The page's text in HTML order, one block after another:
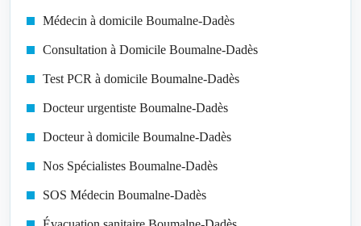
Médecin à domicile Boumalne-Dadès
Consultation à Domicile Boumalne-Dadès
Test PCR à domicile Boumalne-Dadès
Docteur urgentiste Boumalne-Dadès
Docteur à domicile Boumalne-Dadès
Nos Spécialistes Boumalne-Dadès
SOS Médecin Boumalne-Dadès